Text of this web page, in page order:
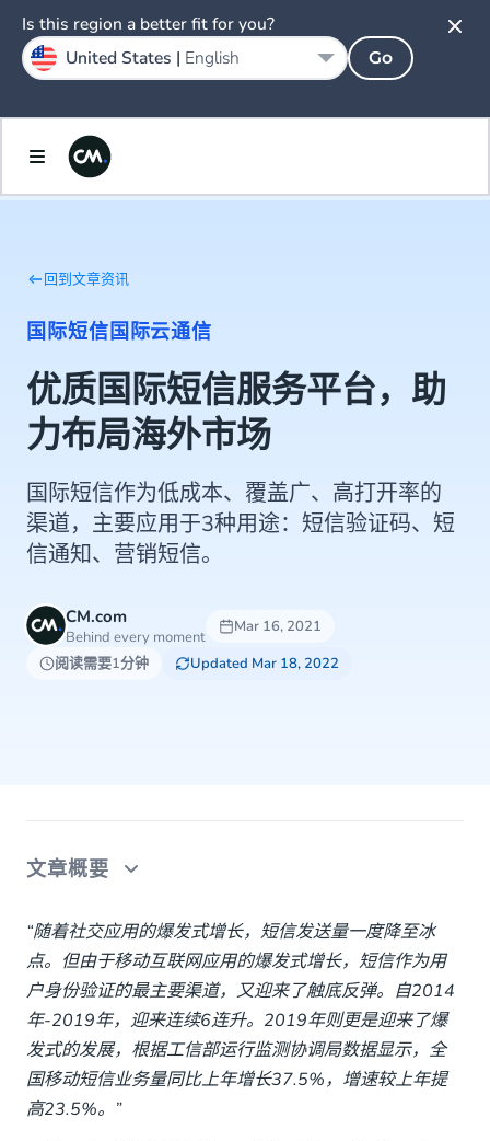
回到文章资讯
国际短信国际云通信
优质国际短信服务平台，助
力布局海外市场
国际短信作为低成本、覆盖广、高打开率的
渠道，主要应用于3种用途：短信验证码、短
信通知、营销短信。
CM.com
Behind every moment
Mar 16, 2021
阅读需要1分钟
Updated Mar 18, 2022
文章概要
01 国际短信验证码（OTP）
02 国际短信通知
03 国际营销短信
CM.COM平台
“随着社交应用的爆发式增长，短信发送量一度降至冰
点。但由于移动互联网应用的爆发式增长，短信作为用
户身份验证的最主要渠道，又迎来了触底反弹。自2014
年-2019年，迎来连续6连升。2019年则更是迎来了爆
发式的发展，根据工信部运行监测协调局数据显示，全
国移动短信业务量同比上年增长37.5%，增速较上年提
高23.5%。”
Is this region a better fit for you?
United States | English Go